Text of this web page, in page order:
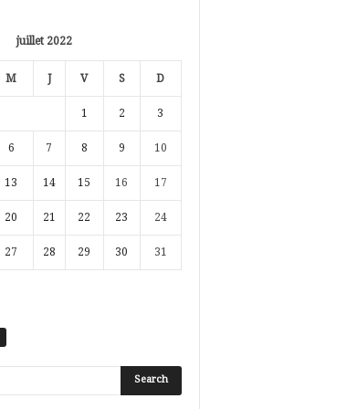
juillet 2022
M J V S D
1 2 3
6 7 8 9 10
13 14 15 16 17
20 21 22 23 24
27 28 29 30 31